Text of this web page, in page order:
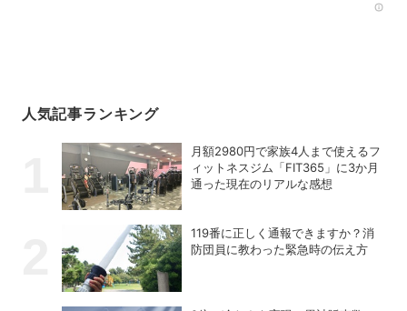
人気記事ランキング
月額2980円で家族4人まで使えるフ
ィットネスジム「FIT365」に3か月
通った現在のリアルな感想
119番に正しく通報できますか？消
防団員に教わった緊急時の伝え方